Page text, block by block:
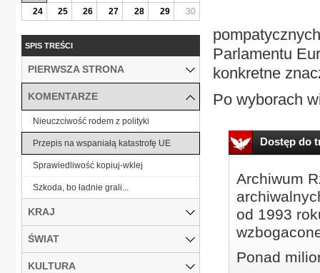
Parlamentu
konkretne
Po wyborach
Dostęp do
Archiwum
od 1993
Ponad
24
25 26 27 28 29 30
SPIS TREŚCI
PIERWSZA STRONA
KOMENTARZE
Nieuczciwość rodem z polityki
Przepis na wspaniałą katastrofę UE
Sprawiedliwość kopiuj-wklej
Szkoda, bo ładnie grali...
KRAJ
ŚWIAT
KULTURA